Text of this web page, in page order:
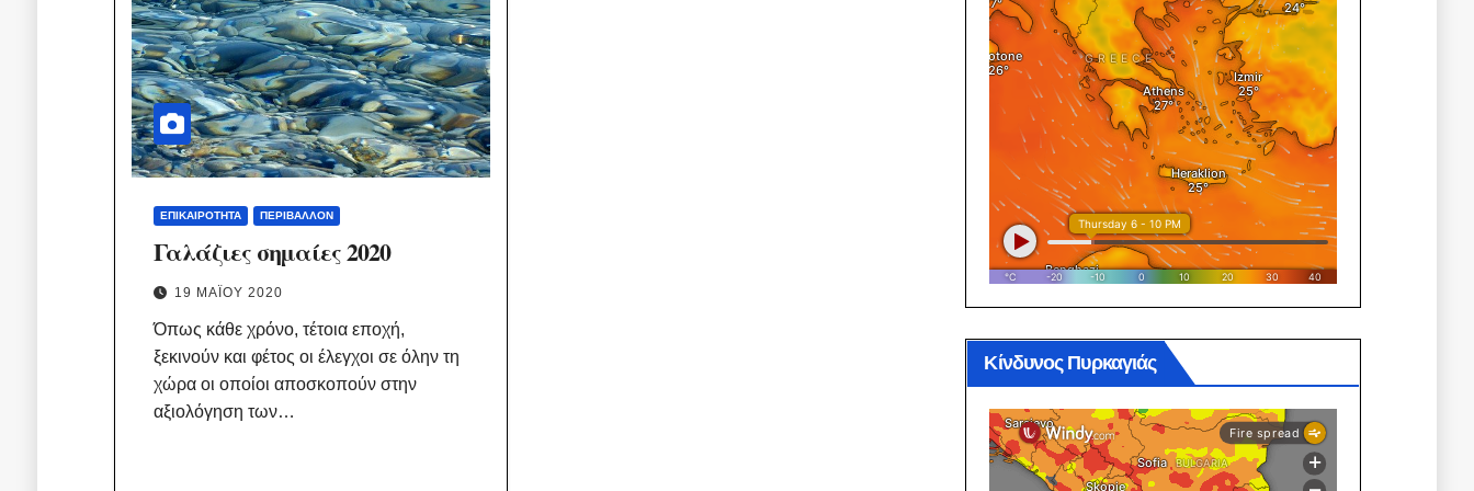
ΕΠΙΚΑΙΡΌΤΗΤΑ ΠΕΡΙΒΆΛΛΟΝ
Γαλάζιες σημαίες 2020
19 ΜΑΪ́ΟΥ 2020
Όπως κάθε χρόνο, τέτοια εποχή,
ξεκινούν και φέτος οι έλεγχοι σε όλην τη
χώρα οι οποίοι αποσκοπούν στην
αξιολόγηση των…
Κίνδυνος Πυρκαγιάς